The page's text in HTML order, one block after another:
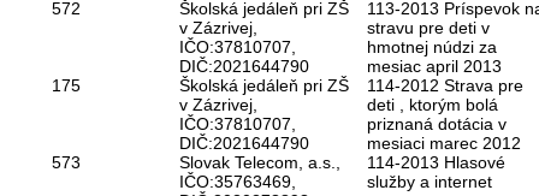
572
Školská jedáleň pri ZŠ
v Zázrivej,
IČO:37810707,
DIČ:2021644790
113-2013 Príspevok
stravu pre deti v
hmotnej núdzi za
mesiac april 2013
175
Školská jedáleň pri ZŠ
v Zázrivej,
IČO:37810707,
DIČ:2021644790
114-2012 Strava pre
deti , ktorým bolá
priznaná dotácia v
mesiaci marec 2012
573
Slovak Telecom, a.s.,
IČO:35763469,
114-2013 Hlasové
služby a internet